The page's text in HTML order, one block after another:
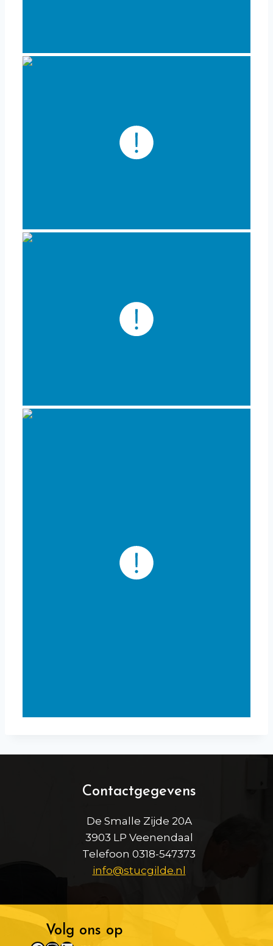
Contactgegevens
De Smalle Zijde 20A
3903 LP Veenendaal
Telefoon 0318-547373
info@stucgilde.nl
Volg ons op